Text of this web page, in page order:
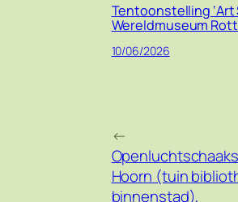
Tentoonstelling ‘Art
Wereldmuseum
10/06/2026
←
Hoorn (tuin
binnenstad),